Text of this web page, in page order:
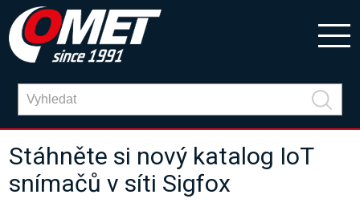
Stáhněte si nový katalog IoT
snímačů v síti Sigfox